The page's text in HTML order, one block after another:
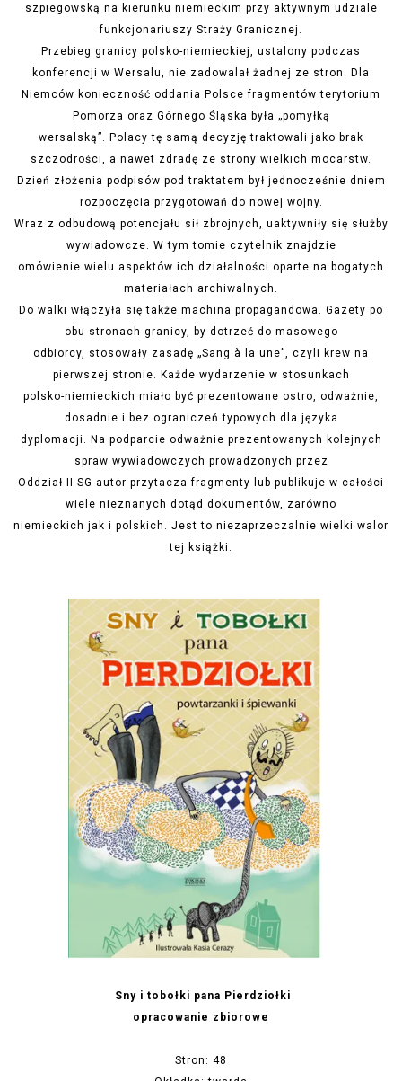
szpiegowską na kierunku niemieckim przy aktywnym udziale
funkcjonariuszy Straży Granicznej.
Przebieg granicy polsko-niemieckiej, ustalony podczas
konferencji w Wersalu, nie zadowalał żadnej ze stron. Dla
Niemców konieczność oddania Polsce fragmentów terytorium
Pomorza oraz Górnego Śląska była „pomyłką
wersalską”. Polacy tę samą decyzję traktowali jako brak
szczodrości, a nawet zdradę ze strony wielkich mocarstw.
Dzień złożenia podpisów pod traktatem był jednocześnie dniem
rozpoczęcia przygotowań do nowej wojny.
Wraz z odbudową potencjału sił zbrojnych, uaktywniły się służby
wywiadowcze. W tym tomie czytelnik znajdzie
omówienie wielu aspektów ich działalności oparte na bogatych
materiałach archiwalnych.
Do walki włączyła się także machina propagandowa. Gazety po
obu stronach granicy, by dotrzeć do masowego
odbiorcy, stosowały zasadę „Sang à la une”, czyli krew na
pierwszej stronie. Każde wydarzenie w stosunkach
polsko-niemieckich miało być prezentowane ostro, odważnie,
dosadnie i bez ograniczeń typowych dla języka
dyplomacji. Na podparcie odważnie prezentowanych kolejnych
spraw wywiadowczych prowadzonych przez
Oddział II SG autor przytacza fragmenty lub publikuje w całości
wiele nieznanych dotąd dokumentów, zarówno
niemieckich jak i polskich. Jest to niezaprzeczalnie wielki walor
tej książki.
Sny i tobołki pana Pierdziołki
opracowanie zbiorowe
Stron: 48